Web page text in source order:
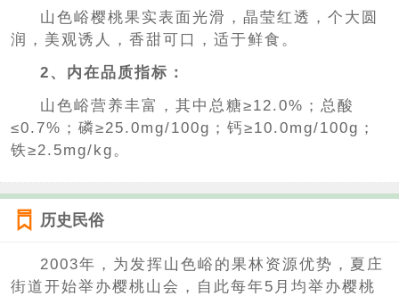
山色峪樱桃果实表面光滑，晶莹红透，个大圆
润，美观诱人，香甜可口，适于鲜食。
2、内在品质指标：
山色峪营养丰富，其中总糖≥12.0%；总酸
≤0.7%；磷≥25.0mg/100g；钙≥10.0mg/100g；
铁≥2.5mg/kg。
历史民俗
2003年，为发挥山色峪的果林资源优势，夏庄
街道开始举办樱桃山会，自此每年5月均举办樱桃